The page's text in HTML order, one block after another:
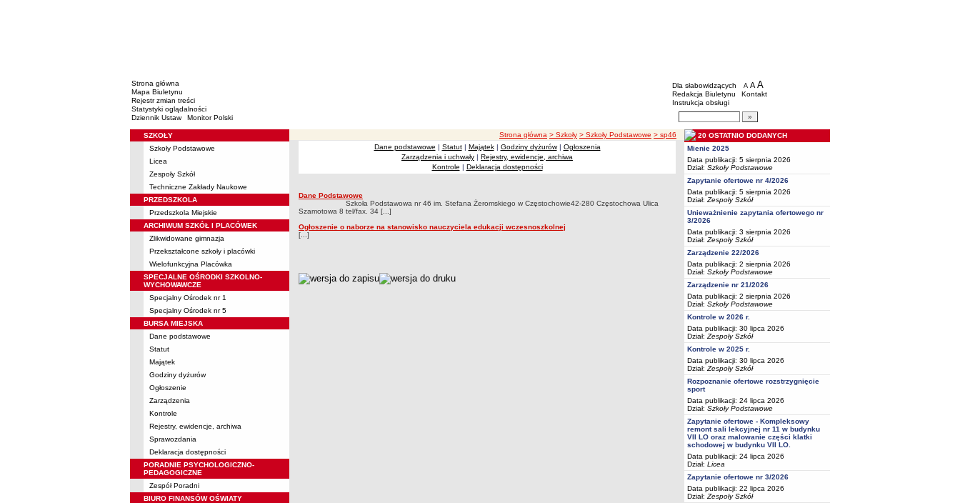
Strona główna
Mapa Biuletynu
Rejestr zmian treści
Statystyki oglądalności
Dziennik Ustaw
Monitor Polski
BIP - Oświata Częstochowa
Menu dodatkowe
Dla słabowidzących A pomniejsz czcionkę
A standardowy rozmiar czcionki
A
Redakcja Biuletynu
Kontakt
Instrukcja obsługi
Wyszukiwarka artykułów
Menu
SZKOŁY
Szkoły Podstawowe
Licea
Zespoły Szkół
Techniczne Zakłady Naukowe
PRZEDSZKOLA
Przedszkola Miejskie
ARCHIWUM SZKÓŁ I PLACÓWEK
Zlikwidowane gimnazja
Przekształcone szkoły i placówki
Wielofunkcyjna Placówka
SPECJALNE OŚRODKI SZKOLNO-
WYCHOWAWCZE
Specjalny Ośrodek nr 1
Specjalny Ośrodek nr 5
BURSA MIEJSKA
Dane podstawowe
Statut
Majątek
Godziny dyżurów
Ogłoszenie
Zarządzenia
Kontrole
Rejestry, ewidencje, archiwa
Sprawozdania
Deklaracja dostępności
PORADNIE PSYCHOLOGICZNO-
PEDAGOGICZNE
Zespół Poradni
BIURO FINANSÓW OŚWIATY
ścieżka nawigacji
Strona główna > Szkoły > Szkoły Podstawowe > sp46
Dane podstawowe | Statut| Majątek| Godziny dyżurów| Ogłoszenia
Zarządzenia i uchwały | Rejestry, ewidencje, archiwa
Kontrole | Deklaracja dostępności
sp46
Dane Podstawowe
Szkoła Podstawowa nr 46 im. Stefana Żeromskiego w Częstochowie42-280 Częstochowa Ulica
Szamotowa 8 tel/fax. 34 [...]
Ogłoszenie o naborze na stanowisko nauczyciela edukacji wczesnoszkolnej
[...]
metryczka
20 OSTATNIO DODANYCH
Mienie 2025
Data publikacji: 5 sierpnia 2026
Dział: Szkoły Podstawowe
Zapytanie ofertowe nr 4/2026
Data publikacji: 5 sierpnia 2026
Dział: Zespoły Szkół
Unieważnienie zapytania ofertowego nr
3/2026
Data publikacji: 3 sierpnia 2026
Dział: Zespoły Szkół
Zarządzenie 22/2026
Data publikacji: 2 sierpnia 2026
Dział: Szkoły Podstawowe
Zarządzenie nr 21/2026
Data publikacji: 2 sierpnia 2026
Dział: Szkoły Podstawowe
Kontrole w 2026 r.
Data publikacji: 30 lipca 2026
Dział: Zespoły Szkół
Kontrole w 2025 r.
Data publikacji: 30 lipca 2026
Dział: Zespoły Szkół
Rozpoznanie ofertowe rozstrzygnięcie
sport
Data publikacji: 24 lipca 2026
Dział: Szkoły Podstawowe
Zapytanie ofertowe - Kompleksowy
remont sali lekcyjnej nr 11 w budynku
VII LO oraz malowanie części klatki
schodowej w budynku VII LO.
Data publikacji: 24 lipca 2026
Dział: Licea
Zapytanie ofertowe nr 3/2026
Data publikacji: 22 lipca 2026
Dział: Zespoły Szkół